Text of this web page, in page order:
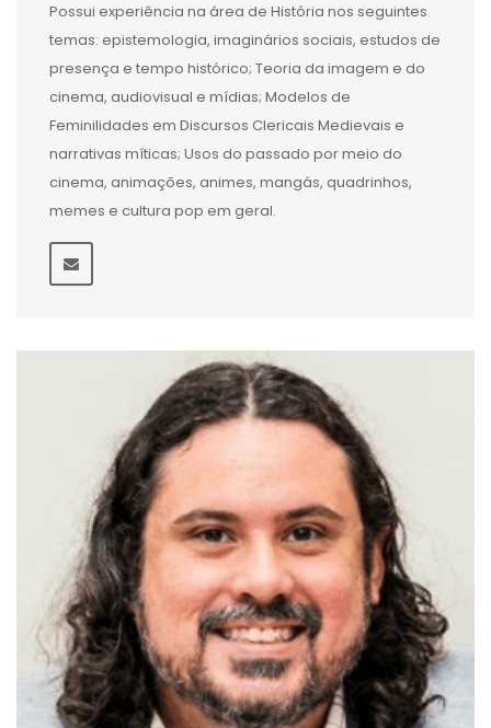
Possui experiência na área de História nos seguintes
temas: epistemologia, imaginários sociais, estudos de
presença e tempo histórico; Teoria da imagem e do
cinema, audiovisual e mídias; Modelos de
Feminilidades em Discursos Clericais Medievais e
narrativas míticas; Usos do passado por meio do
cinema, animações, animes, mangás, quadrinhos,
memes e cultura pop em geral.